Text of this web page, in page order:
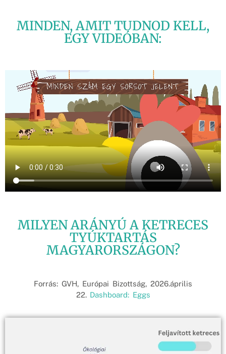
MINDEN, AMIT TUDNOD KELL,
EGY VIDEÓBAN:
MILYEN ARÁNYÚ A KETRECES
TYÚKTARTÁS
MAGYARORSZÁGON?
Forrás: GVH, Európai Bizottság, 2026.április
22. Dashboard: Eggs